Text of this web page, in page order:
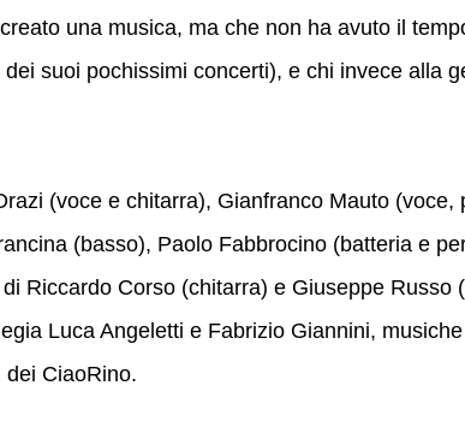
una musica, ma che non ha avuto il
suoi pochissimi concerti), e chi invece alla
(voce e chitarra), Gianfranco Mauto
(basso), Paolo Fabbrocino (batteria e
Riccardo Corso (chitarra) e Giuseppe Russo
Luca Angeletti e Fabrizio Giannini,
dei CiaoRino.